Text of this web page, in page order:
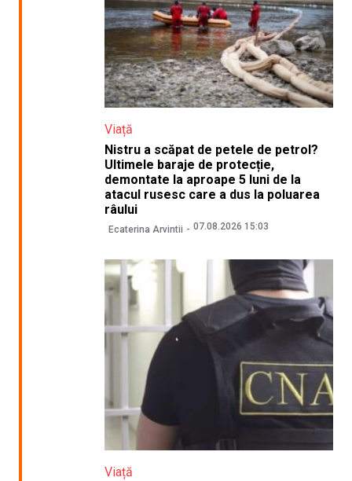
Viață
Nistru a scăpat de petele de petrol?
Ultimele baraje de protecție,
demontate la aproape 5 luni de la
atacul rusesc care a dus la poluarea
râului
Ecaterina Arvintii 07.08.2026 15:03
Viață